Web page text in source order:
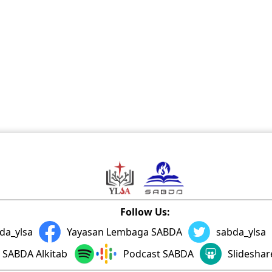
Follow Us:
Yayasan Lembaga SABDA
sabda_ylsa
SABDA Alkitab
Podcast SABDA